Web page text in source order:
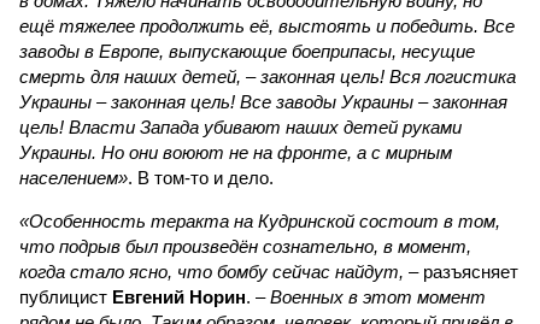
ещё тяжелее продолжить её, выстоять и победить. Все
заводы в Европе, выпускающие боеприпасы, несущие
смерть для наших детей, – законная цель! Вся логистика
Украины – законная цель! Все заводы Украины – законная
цель! Власти Запада убивают наших детей руками
Украины. Но они воюют не на фронте, а с мирным
населением». В том-то и дело.
«Особенность теракта на Кудринской состоит в том,
что подрыв был произведён сознательно, в момент,
когда стало ясно, что бомбу сейчас найдут, – разъясняет
публицист Евгений Норин. –Военных в этот момент